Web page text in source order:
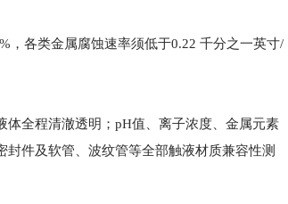
，各类金属腐蚀速率须低于0.22 千分之一英寸/
体全程清澈透明；pH值、离子浓度、金属元素
件及软管、波纹管等全部触液材质兼容性测